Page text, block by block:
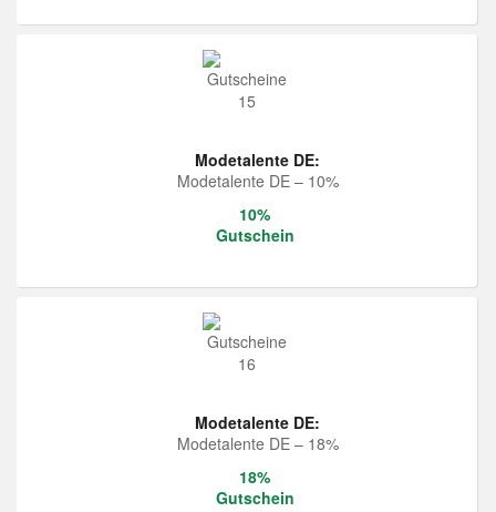
Modetalente DE:
Modetalente DE – 10%
10%
Gutschein
Modetalente DE:
Modetalente DE – 18%
18%
Gutschein